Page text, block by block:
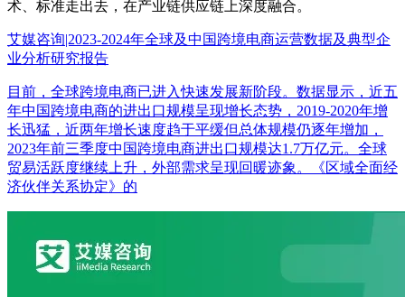
术、标准走出去，在产业链供应链上深度融合。
艾媒咨询|2023-2024年全球及中国跨境电商运营数据及典型企
业分析研究报告
目前，全球跨境电商已进入快速发展新阶段。数据显示，近五
年中国跨境电商的进出口规模呈现增长态势，2019-2020年增
长迅猛，近两年增长速度趋于平缓但总体规模仍逐年增加，
2023年前三季度中国跨境电商进出口规模达1.7万亿元。全球
贸易活跃度继续上升，外部需求呈现回暖迹象。《区域全面经
济伙伴关系协定》的